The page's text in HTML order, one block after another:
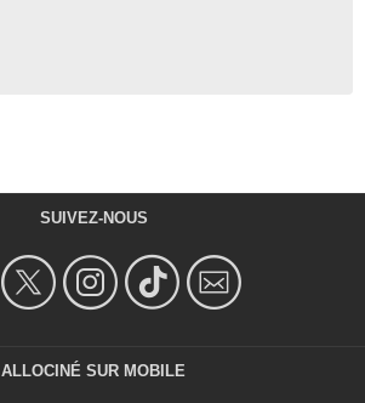
SUIVEZ-NOUS
ALLOCINÉ SUR MOBILE